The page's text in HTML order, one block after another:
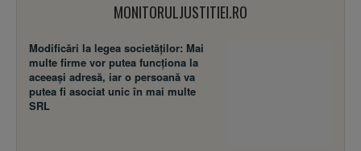
MONITORULJUSTITIEI.RO
Modificări la legea societăţilor: Mai
multe firme vor putea funcţiona la
aceeaşi adresă, iar o persoană va
putea fi asociat unic în mai multe
SRL